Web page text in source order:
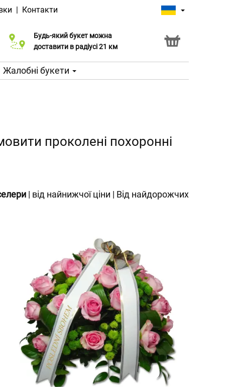
| Контакти
Будь-який букет можна
доставити в радіусі 21 км
Послуга Click & Collect
Жалобні букети
проколені похоронні
| від найнижчої ціни | Від найдорожчих